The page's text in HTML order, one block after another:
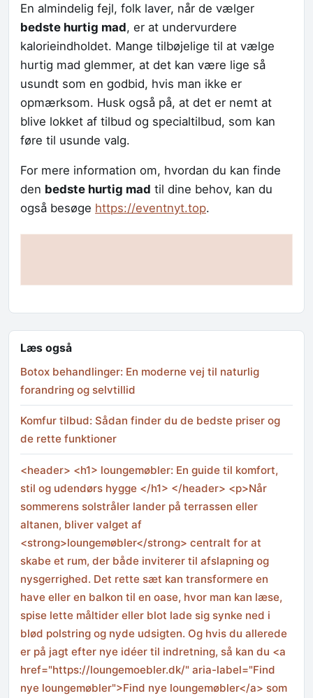
En almindelig fejl, folk laver, når de vælger
bedste hurtig mad, er at undervurdere
kalorieindholdet. Mange tilbøjelige til at vælge
hurtig mad glemmer, at det kan være lige så
usundt som en godbid, hvis man ikke er
opmærksom. Husk også på, at det er nemt at
blive lokket af tilbud og specialtilbud, som kan
føre til usunde valg.
For mere information om, hvordan du kan finde
den bedste hurtig mad til dine behov, kan du
også besøge https://eventnyt.top.
Læs også
Botox behandlinger: En moderne vej til naturlig
forandring og selvtillid
Komfur tilbud: Sådan finder du de bedste priser og
de rette funktioner
<header> <h1> loungemøbler: En guide til komfort,
stil og udendørs hygge </h1> </header> <p>Når
sommerens solstråler lander på terrassen eller
altanen, bliver valget af
<strong>loungemøbler</strong> centralt for at
skabe et rum, der både inviterer til afslapning og
nysgerrighed. Det rette sæt kan transformere en
have eller en balkon til en oase, hvor man kan læse,
spise lette måltider eller blot lade sig synke ned i
blød polstring og nyde udsigten. Og hvis du allerede
er på jagt efter nye idéer til indretning, så kan du <a
href="https://loungemoebler.dk/" aria-label="Find
nye loungemøbler">Find nye loungemøbler</a> som